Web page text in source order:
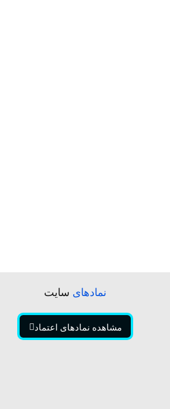
نمادهای سایت
مشاهده نمادهای اعتماد